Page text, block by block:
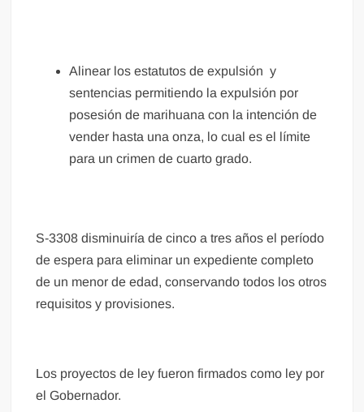
Alinear los estatutos de expulsión y
sentencias permitiendo la expulsión por
posesión de marihuana con la intención de
vender hasta una onza, lo cual es el límite
para un crimen de cuarto grado.
S-3308 disminuiría de cinco a tres años el período
de espera para eliminar un expediente completo
de un menor de edad, conservando todos los otros
requisitos y provisiones.
Los proyectos de ley fueron firmados como ley por
el Gobernador.